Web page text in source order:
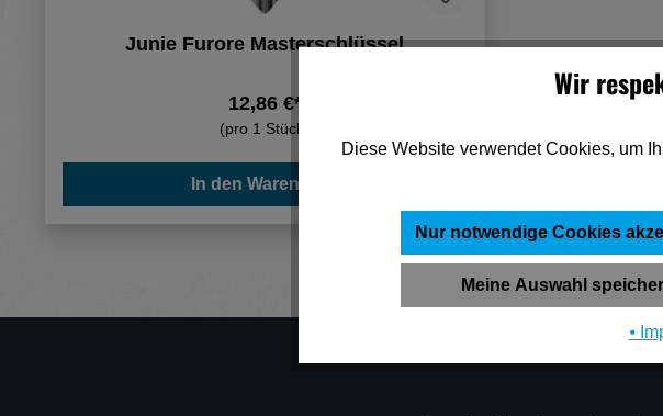
Junie Furore Masterschlüssel
12,86 €*
(pro 1 Stück)
In den Warenkorb
Wir
Diese Website verwendet Cookies, um
Nur notwendige Cookies
Meine Auswahl
⦁